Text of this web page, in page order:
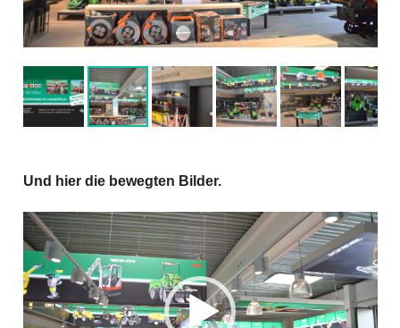
Und hier die bewegten Bilder.
Video-
Player